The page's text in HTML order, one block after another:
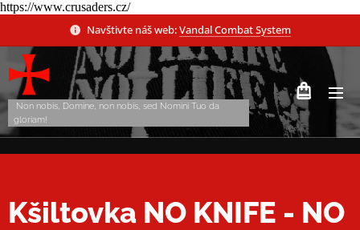
https://www.crusaders.cz/
Navštivte náš web:Vandal Combat System
Non nobis, Domine, non nobis, sed Nomini Tuo da
gloriam!
Kšiltovka NO KNIFE - NO